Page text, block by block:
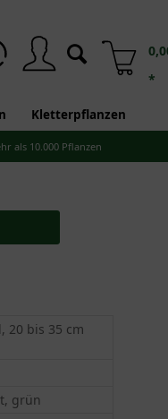
*
Kletterpflanzen
als 10.000 Pflanzen
20 bis 35 cm
grün